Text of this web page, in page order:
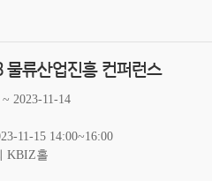
물류산업진흥 컨퍼런스
~ 2023-11-14
11-15 14:00~16:00
KBIZ홀